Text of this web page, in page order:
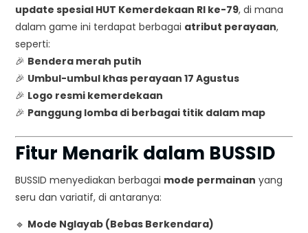
update spesial HUT Kemerdekaan RI ke-79, di mana
dalam game ini terdapat berbagai atribut perayaan,
seperti:
🎉 Bendera merah putih
🎉 Umbul-umbul khas perayaan 17 Agustus
🎉 Logo resmi kemerdekaan
🎉 Panggung lomba di berbagai titik dalam map
Fitur Menarik dalam BUSSID
BUSSID menyediakan berbagai mode permainan yang
seru dan variatif, di antaranya:
🔹 Mode Nglayab (Bebas Berkendara)